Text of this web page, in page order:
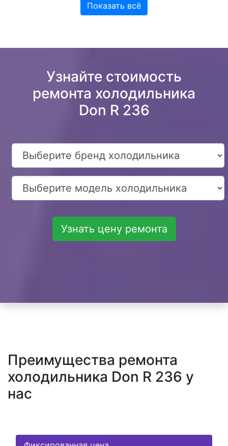
Показать всё
Узнайте стоимость
ремонта холодильника
Don R 236
Узнать цену ремонта
Преимущества ремонта
холодильника Don R 236 у
нас